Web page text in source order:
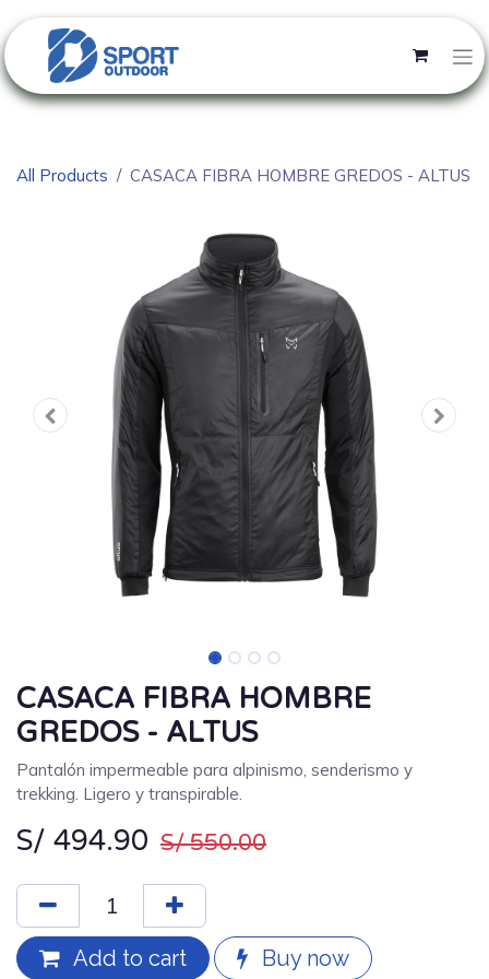
All Products CASACA FIBRA HOMBRE GREDOS - ALTUS
CASACA FIBRA HOMBRE
GREDOS - ALTUS
Pantalón impermeable para alpinismo, senderismo y
trekking. Ligero y transpirable.
S/ 494.90 S/550.00
Add to cart Buy now